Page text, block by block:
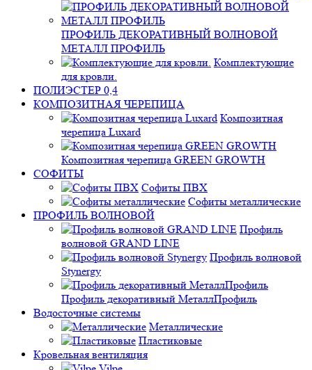
ПРОФИЛЬ ДЕКОРАТИВНЫЙ ВОЛНОВОЙ
МЕТАЛЛ ПРОФИЛЬ
Комплектующие
для кровли.
ПОЛИЭСТЕР 0,4
КОМПОЗИТНАЯ ЧЕРЕПИЦА
Композитная
черепица Luxard
Композитная черепица GREEN GROWTH
СОФИТЫ
Софиты ПВХ
Софиты металлические
ПРОФИЛЬ ВОЛНОВОЙ
Профиль
волновой GRAND LINE
Профиль волновой
Stynergy
Профиль декоративный МеталлПрофиль
Водосточные системы
Металлические
Пластиковые
Кровельная вентиляция